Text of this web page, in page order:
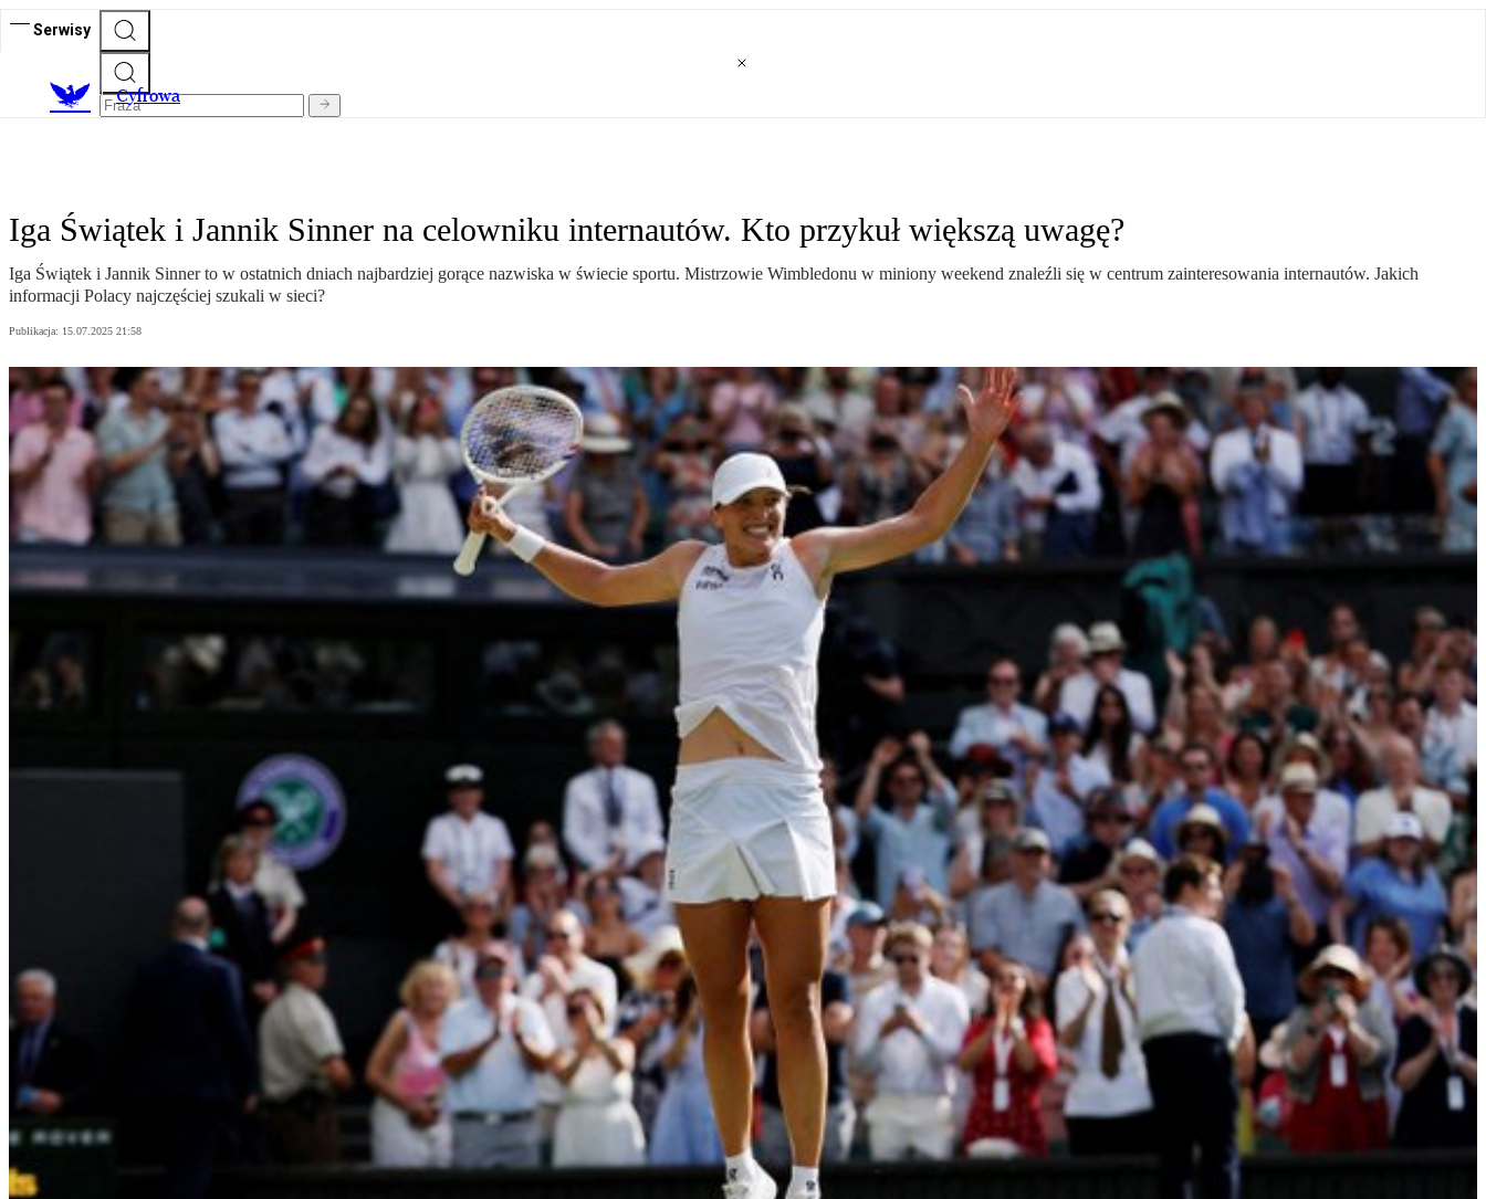
Serwisy
Cyfrowa
Iga Świątek i Jannik Sinner na celowniku internautów. Kto przykuł większą uwagę?
Iga Świątek i Jannik Sinner to w ostatnich dniach najbardziej gorące nazwiska w świecie sportu. Mistrzowie Wimbledonu w miniony weekend znaleźli się w centrum zainteresowania internautów. Jakich
informacji Polacy najczęściej szukali w sieci?
Publikacja: 15.07.2025 21:58